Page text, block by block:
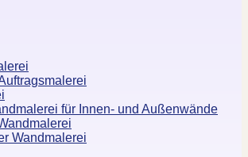
für Innen- und Außenwände
Wandmalerei